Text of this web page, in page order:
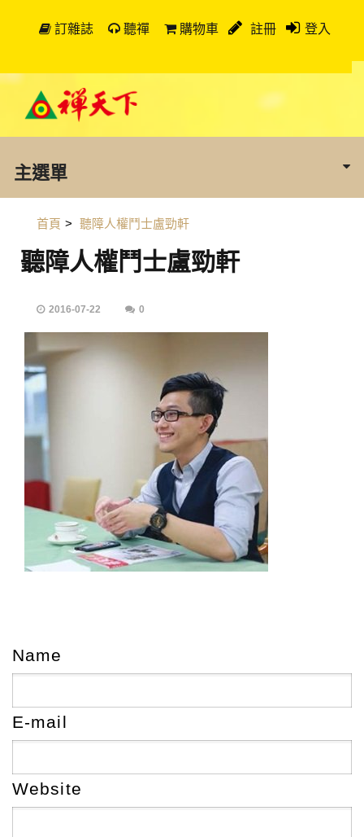
訂雜誌 聽禪 購物車 註冊 登入
主選單
首頁 > 聽障人權鬥士盧勁軒
聽障人權鬥士盧勁軒
2016-07-22 0
Name
E-mail
Website